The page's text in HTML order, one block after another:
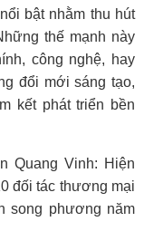
bật nhằm thu hút
thế mạnh này
công nghệ, hay
đổi mới sáng tạo,
kết phát triển bền
Quang Vinh: Hiện
đối tác thương mại
song phương năm